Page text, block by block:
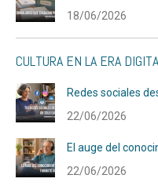
18/06/2026
CULTURA EN LA ERA
Redes sociales
22/06/2026
El auge del
22/06/2026